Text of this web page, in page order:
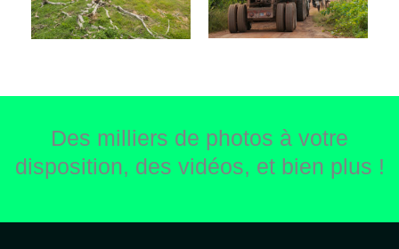
Des milliers de photos à votre
disposition, des vidéos, et bien plus !